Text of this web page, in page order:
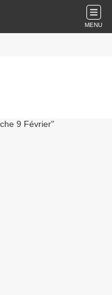
MENU